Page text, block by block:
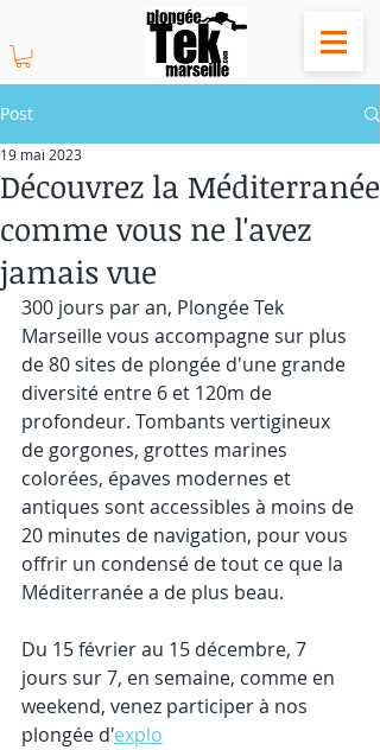
Post
Découvrez la Méditerranée
comme vous ne l'avez
jamais vue
19 mai 2023
300 jours par an, Plongée Tek
Marseille vous accompagne sur plus
de 80 sites de plongée d'une grande
diversité entre 6 et 120m de
profondeur. Tombants vertigineux
de gorgones, grottes marines
colorées, épaves modernes et
antiques sont accessibles à moins de
20 minutes de navigation, pour vous
offrir un condensé de tout ce que la
Méditerranée a de plus beau.
Du 15 février au 15 décembre, 7
jours sur 7, en semaine, comme en
weekend, venez participer à nos
plongée d'explo